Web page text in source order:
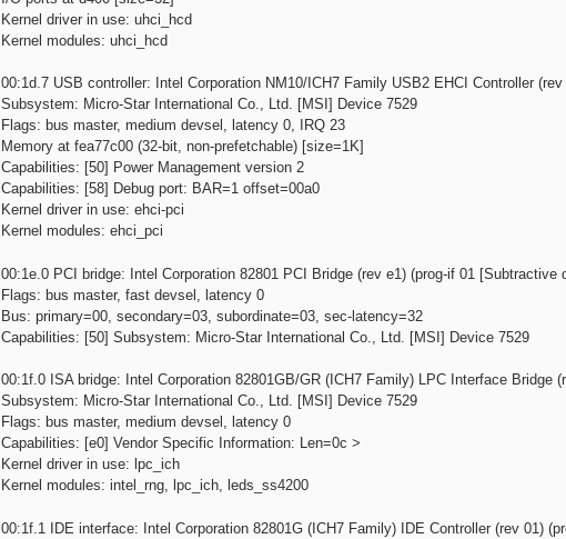
Kernel driver in use: uhci_hcd
Kernel modules: uhci_hcd
00:1d.7 USB controller: Intel Corporation NM10/ICH7 Family USB2 EHCI Controller
Subsystem: Micro-Star International Co., Ltd. [MSI] Device 7529
Flags: bus master, medium devsel, latency 0, IRQ 23
Memory at fea77c00 (32-bit, non-prefetchable) [size=1K]
Capabilities: [50] Power Management version 2
Capabilities: [58] Debug port: BAR=1 offset=00a0
Kernel driver in use: ehci-pci
Kernel modules: ehci_pci
00:1e.0 PCI bridge: Intel Corporation 82801 PCI Bridge (rev e1) (prog-if 01 [Subtractive
Flags: bus master, fast devsel, latency 0
Bus: primary=00, secondary=03, subordinate=03, sec-latency=32
Capabilities: [50] Subsystem: Micro-Star International Co., Ltd. [MSI] Device 7529
00:1f.0 ISA bridge: Intel Corporation 82801GB/GR (ICH7 Family) LPC Interface Bridge
Subsystem: Micro-Star International Co., Ltd. [MSI] Device 7529
Flags: bus master, medium devsel, latency 0
Capabilities: [e0] Vendor Specific Information: Len=0c >
Kernel driver in use: lpc_ich
Kernel modules: intel_rng, lpc_ich, leds_ss4200
00:1f.1 IDE interface: Intel Corporation 82801G (ICH7 Family) IDE Controller (rev 01)